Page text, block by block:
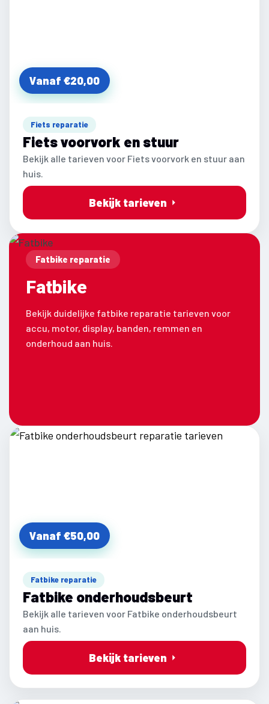
Vanaf €20,00
Fiets reparatie
Fiets voorvork en stuur
Bekijk alle tarieven voor Fiets voorvork en stuur aan
huis.
Bekijk tarieven
Fatbike reparatie
Fatbike
Bekijk duidelijke fatbike reparatie tarieven voor
accu, motor, display, banden, remmen en
onderhoud aan huis.
Vanaf €50,00
Fatbike reparatie
Fatbike onderhoudsbeurt
Bekijk alle tarieven voor Fatbike onderhoudsbeurt
aan huis.
Bekijk tarieven